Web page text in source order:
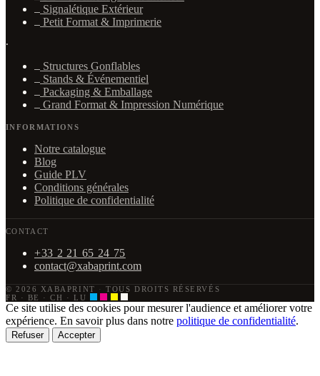
Signalétique Extérieur
Petit Format & Imprimerie
·
Structures Gonflables
Stands & Événementiel
Packaging & Emballage
Grand Format & Impression Numérique
INFORMATIONS
Notre catalogue
Blog
Guide PLV
Conditions générales
Politique de confidentialité
CONTACT
+33 2 21 65 24 75
contact@xabaprint.com
© 2026 XABAPRINT ·
TOUS DROITS RÉSERVÉS
FR · BE · CH · LU
Ce site utilise des cookies pour mesurer l'audience et améliorer votre
expérience. En savoir plus dans notre politique de confidentialité.
Refuser Accepter